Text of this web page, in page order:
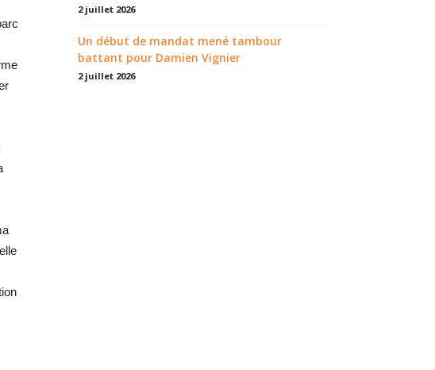
2 juillet 2026
Un début de mandat mené tambour
battant pour Damien Vignier
2 juillet 2026